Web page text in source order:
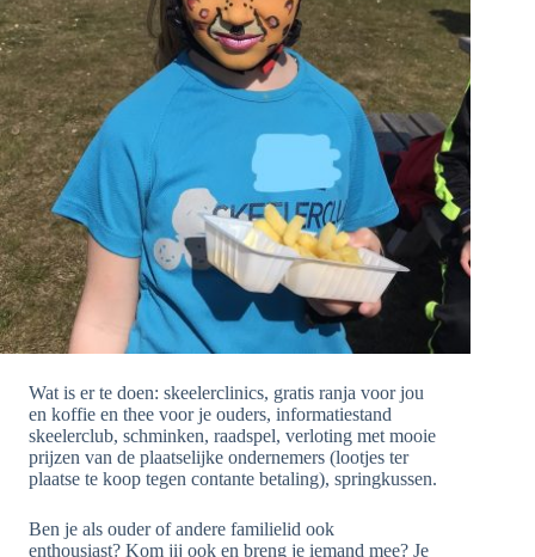
Wat is er te doen: skeelerclinics, gratis ranja voor jou
en koffie en thee voor je ouders, informatiestand
skeelerclub, schminken, raadspel, verloting met mooie
prijzen van de plaatselijke ondernemers (lootjes ter
plaatse te koop tegen contante betaling), springkussen.
Ben je als ouder of andere familielid ook
enthousiast? Kom jij ook en breng je iemand mee? Je